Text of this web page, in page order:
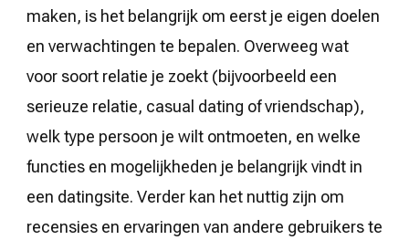
maken, is het belangrijk om eerst je eigen doelen
en verwachtingen te bepalen. Overweeg wat
voor soort relatie je zoekt (bijvoorbeeld een
serieuze relatie, casual dating of vriendschap),
welk type persoon je wilt ontmoeten, en welke
functies en mogelijkheden je belangrijk vindt in
een datingsite. Verder kan het nuttig zijn om
recensies en ervaringen van andere gebruikers te